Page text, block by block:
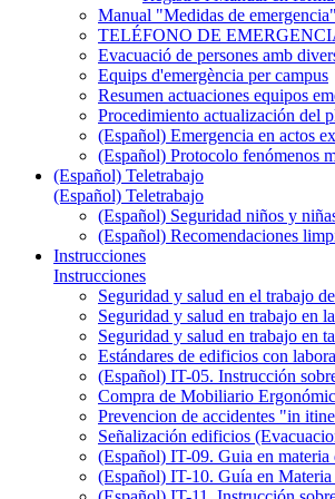
Manual "Medidas de
TELÉFONO DE
Evacuació de persones amb
Equips d'emergència per campus
Resumen actuaciones equipos
Procedimiento actualización del
(Español) Emergencia en actos
(Español) Protocolo fenómenos
(Español) Teletrabajo
(Español) Teletrabajo
(Español) Seguridad niños y
(Español) Recomendaciones
Instrucciones
Instrucciones
Seguridad y salud en el trabajo
Seguridad y salud en trabajo en
Seguridad y salud en trabajo en
Estándares de edificios con
(Español) IT-05. Instrucción
Compra de Mobiliario
Prevencion de accidentes "in
Señalización edificios
(Español) IT-09. Guia en materia
(Español) IT-10. Guía en